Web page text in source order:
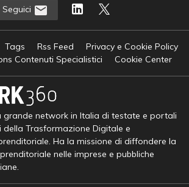
Seguici
Tags Rss Feed
Privacy e Cookie Policy
Contenuti Specialistici
Cookie Center
grande network in Italia di testate e portali
della Trasformazione Digitale e
Ha la missione di diffondere la
nelle imprese e pubbliche